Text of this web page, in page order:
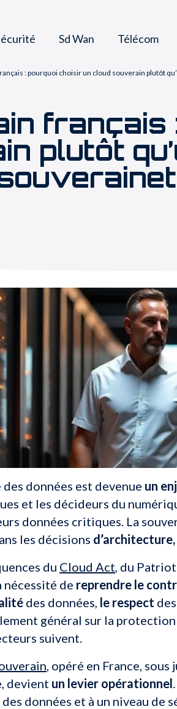
Sd Wan Télécom
: pourquoi choisir un cloud souverain plutôt
français
plutôt
des données est devenue un
et les décideurs du
données critiques. La
les décisions
du Cloud Act, du
nécessité de reprendre le
des données, le respect
général sur la
suivent.
, opéré en France,
devient un levier opérationnel
données et à un niveau de